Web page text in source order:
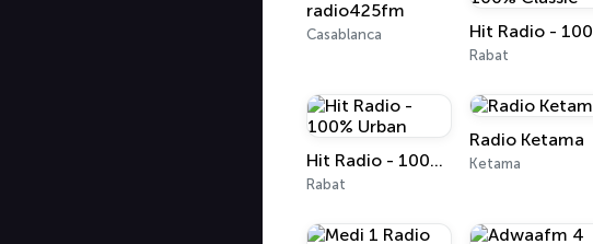
radio425fm
Casablanca
Rabat
Hit Radio - 100% Urban
Rabat
Radio Ketama
Ketama